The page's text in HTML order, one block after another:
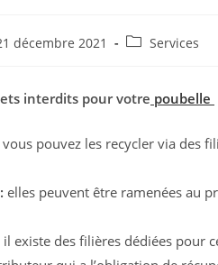
décembre 2021
Post Services
interdits pour votre poubelle
vous pouvez les recycler via des
elles peuvent être ramenées au
il existe des filières dédiées pour